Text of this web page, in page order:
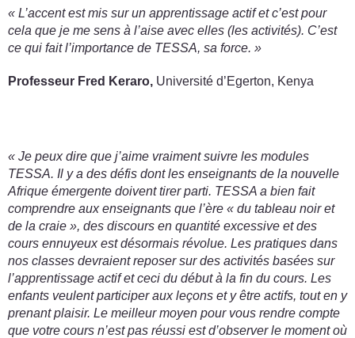
« L’accent est mis sur un apprentissage actif et c’est pour
cela que je me sens à l’aise avec elles (les activités). C’est
ce qui fait l’importance de TESSA, sa force. »
Professeur Fred Keraro, Université d’Egerton, Kenya
« Je peux dire que j’aime vraiment suivre les modules
TESSA. Il y a des défis dont les enseignants de la nouvelle
Afrique émergente doivent tirer parti. TESSA a bien fait
comprendre aux enseignants que l’ère « du tableau noir et
de la craie », des discours en quantité excessive et des
cours ennuyeux est désormais révolue. Les pratiques dans
nos classes devraient reposer sur des activités basées sur
l’apprentissage actif et ceci du début à la fin du cours. Les
enfants veulent participer aux leçons et y être actifs, tout en y
prenant plaisir. Le meilleur moyen pour vous rendre compte
que votre cours n’est pas réussi est d’observer le moment où